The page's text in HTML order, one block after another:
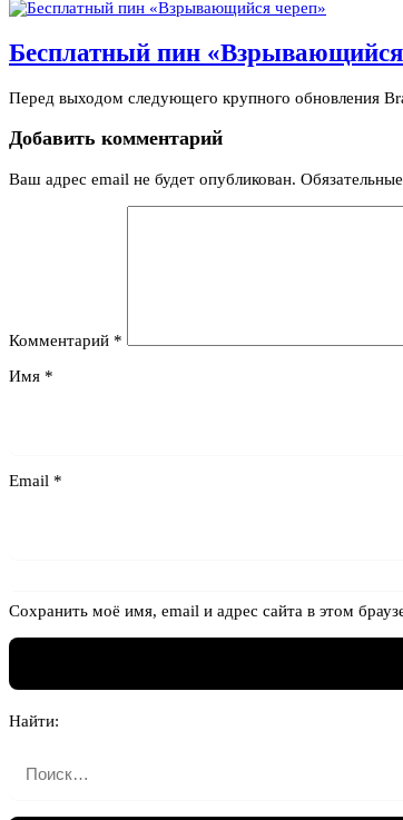
Бесплатный пин «Взрывающийся
Перед выходом следующего крупного обновления
Добавить комментарий
Ваш адрес email не будет опубликован.
Комментарий *
Имя *
Email *
Сохранить моё имя, email и адрес сайта в этом
Найти: